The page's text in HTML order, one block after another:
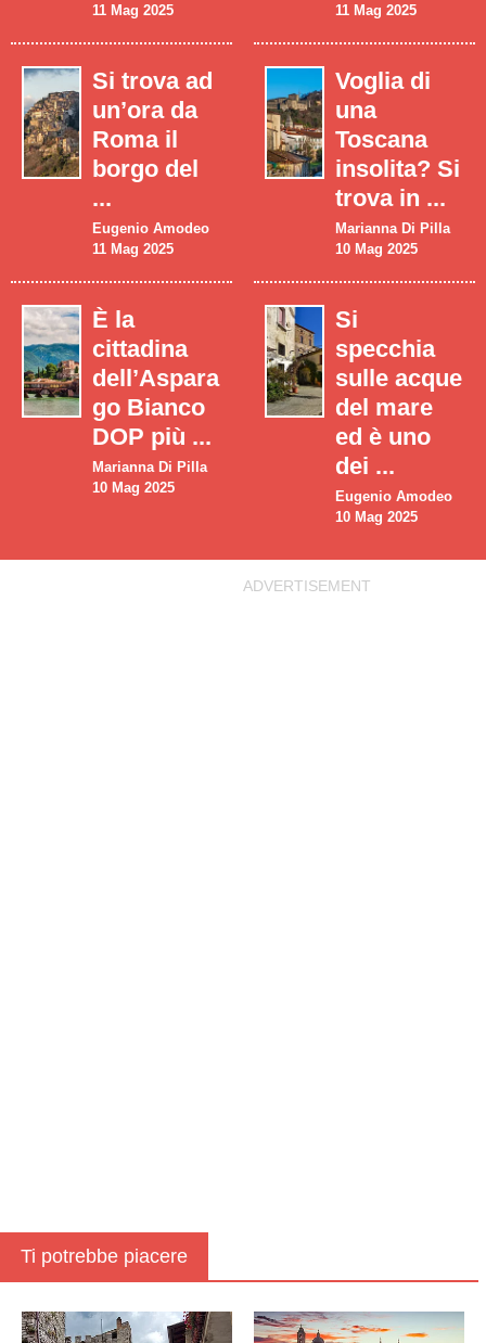
11 Mag 2025
11 Mag 2025
Si trova ad
un’ora da
Roma il
borgo del
...
Eugenio Amodeo
11 Mag 2025
Voglia di
una
Toscana
insolita? Si
trova in ...
Marianna Di Pilla
10 Mag 2025
È la
cittadina
dell’Aspara
go Bianco
DOP più ...
Marianna Di Pilla
10 Mag 2025
Si
specchia
sulle acque
del mare
ed è uno
dei ...
Eugenio Amodeo
10 Mag 2025
Ti potrebbe piacere